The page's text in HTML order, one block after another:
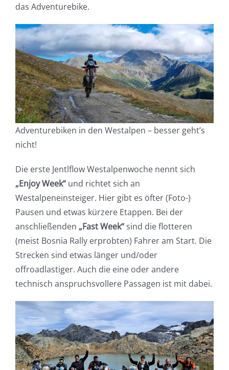
das Adventurebike.
Adventurebiken in den Westalpen – besser geht’s
nicht!
Die erste Jentlflow Westalpenwoche nennt sich
„Enjoy Week“ und richtet sich an
Westalpeneinsteiger. Hier gibt es öfter (Foto-)
Pausen und etwas kürzere Etappen. Bei der
anschließenden „Fast Week“sind die flotteren
(meist Bosnia Rally erprobten) Fahrer am Start. Die
Strecken sind etwas länger und/oder
offroadlastiger. Auch die eine oder andere
technisch anspruchsvollere Passagen ist mit dabei.